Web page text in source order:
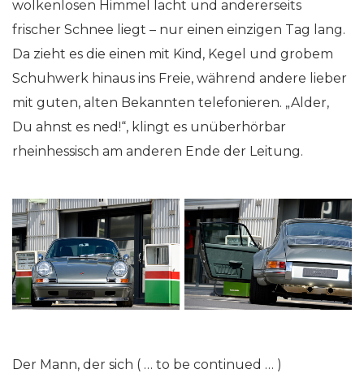
wolkenlosen Himmel lacht und andererseits
frischer Schnee liegt – nur einen einzigen Tag lang.
Da zieht es die einen mit Kind, Kegel und grobem
Schuhwerk hinaus ins Freie, während andere lieber
mit guten, alten Bekannten telefonieren. „Alder,
Du ahnst es ned!“, klingt es unüberhörbar
rheinhessisch am anderen Ende der Leitung.
Der Mann, der sich ( … to be continued … )